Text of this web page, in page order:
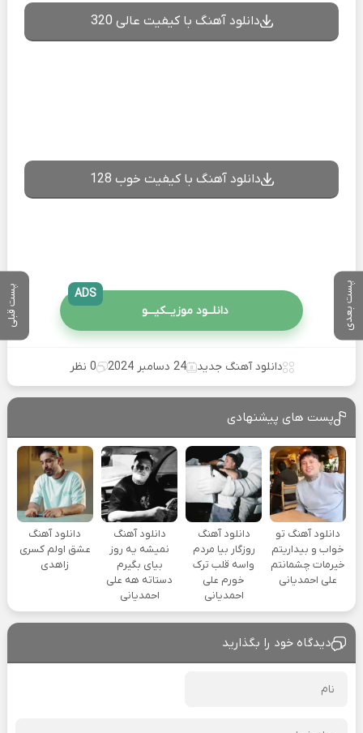
پست بعدی پست قبلی
دانلود آهنگ با کیفیت عالی 320
دانلود آهنگ با کیفیت خوب 128
دانلــود موزیــکیـــو
ADS
دانلود آهنگ جدید 24 دسامبر 2024 0 نظر
پست های پیشنهادی
دانلود آهنگ تو
خواب و بیداریتم
خیرمات چشمانتم
علی احمدیانی
دانلود آهنگ
روزگار بیا مردم
واسه قلب ترک
خورم علی
احمدیانی
دانلود آهنگ
نمیشه یه روز
بیای بگیرم
دستاته هه علی
احمدیانی
دانلود آهنگ
عشق اولم کسری
زاهدی
دیدگاه خود را بگذارید